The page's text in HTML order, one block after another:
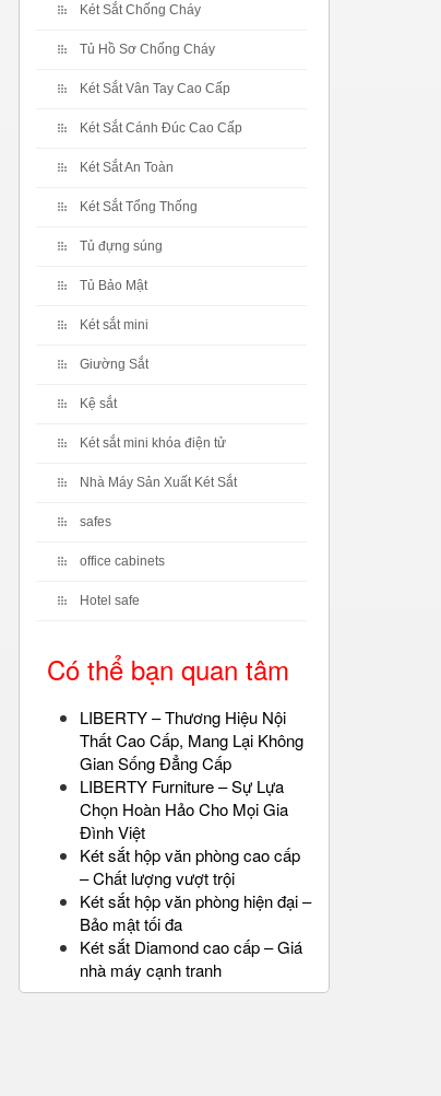
Két Sắt Chống Cháy
Tủ Hồ Sơ Chống Cháy
Két Sắt Vân Tay Cao Cấp
Két Sắt Cánh Đúc Cao Cấp
Két Sắt An Toàn
Két Sắt Tổng Thống
Tủ đựng súng
Tủ Bảo Mật
Két sắt mini
Giường Sắt
Kệ sắt
Két sắt mini khóa điện tử
Nhà Máy Sản Xuất Két Sắt
safes
office cabinets
Hotel safe
Có thể bạn quan tâm
LIBERTY – Thương Hiệu Nội
Thất Cao Cấp, Mang Lại Không
Gian Sống Đẳng Cấp
LIBERTY Furniture – Sự Lựa
Chọn Hoàn Hảo Cho Mọi Gia
Đình Việt
Két sắt hộp văn phòng cao cấp
– Chất lượng vượt trội
Két sắt hộp văn phòng hiện đại –
Bảo mật tối đa
Két sắt Diamond cao cấp – Giá
nhà máy cạnh tranh